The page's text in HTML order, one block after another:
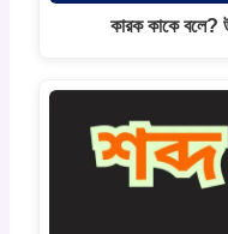
কারক কাকে বলে?